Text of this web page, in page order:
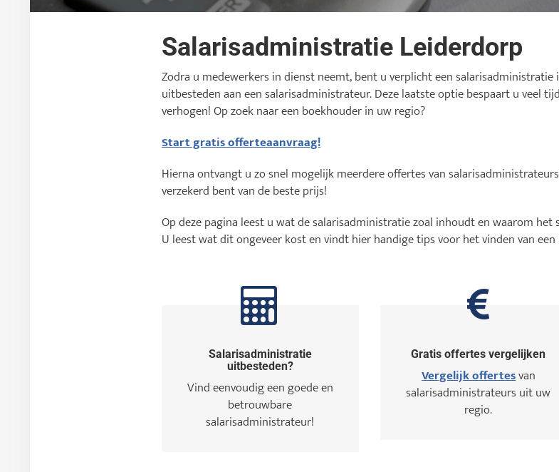
Salarisadministratie Leiderdorp
Zodra u medewerkers in dienst neemt, bent u verplicht een
uitbesteden aan een salarisadministrateur. Deze laatste optie bespaart u veel
verhogen! Op zoek naar een boekhouder in uw regio?
Start gratis offerteaanvraag!
Hierna ontvangt u zo snel mogelijk meerdere offertes van
verzekerd bent van de beste prijs!
Op deze pagina leest u wat de salarisadministratie zoal inhoudt en waarom
U leest wat dit ongeveer kost en vindt hier handige tips voor het vinden van
Salarisadministratie
uitbesteden?
Vind eenvoudig een goede en
betrouwbare
salarisadministrateur!
Gratis offertes vergelijken
Vergelijk offertesvan
salarisadministrateurs uit uw
regio.